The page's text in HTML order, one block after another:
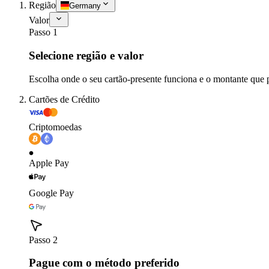
Região Germany
Valor
Passo 1
Selecione região e valor
Escolha onde o seu cartão-presente funciona e o montante que
Cartões de Crédito
Criptomoedas
Apple Pay
Google Pay
Passo 2
Pague com o método preferido